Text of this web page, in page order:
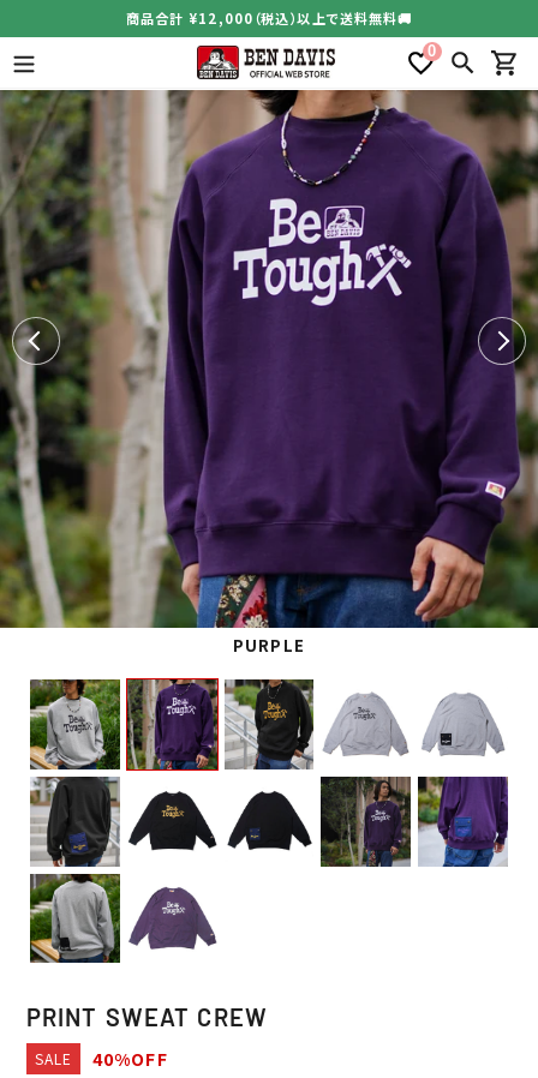
ン
テ
ン
ツ
ス
キ
ッ
す
る
商品合計 ¥12,000（税込）以上で送料無料🚚
0
検索 カ
PURPLE
PRINT SWEAT CREW
SALE 40%OFF